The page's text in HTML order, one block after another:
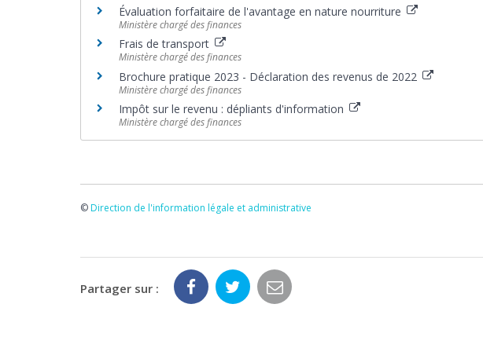
Évaluation forfaitaire de l'avantage en nature nourriture
Ministère chargé des finances
Frais de transport
Ministère chargé des finances
Brochure pratique 2023 - Déclaration des revenus de 2022
Ministère chargé des finances
Impôt sur le revenu : dépliants d'information
Ministère chargé des finances
© Direction de l'information légale et administrative
Partager sur :